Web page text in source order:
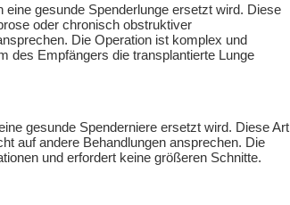
gesunde Spenderlunge ersetzt wird. Diese
oder chronisch obstruktiver
Die Operation ist komplex und
des Empfängers die transplantierte Lunge
gesunde Spenderniere ersetzt wird. Diese Art
auf andere Behandlungen ansprechen. Die
und erfordert keine größeren Schnitte.